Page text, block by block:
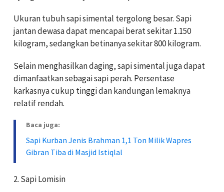
Ukuran tubuh sapi simental tergolong besar. Sapi
jantan dewasa dapat mencapai berat sekitar 1.150
kilogram, sedangkan betinanya sekitar 800 kilogram.
Selain menghasilkan daging, sapi simental juga dapat
dimanfaatkan sebagai sapi perah. Persentase
karkasnya cukup tinggi dan kandungan lemaknya
relatif rendah.
Baca juga:
Sapi Kurban Jenis Brahman 1,1 Ton Milik Wapres
Gibran Tiba di Masjid Istiqlal
2. Sapi Lomisin